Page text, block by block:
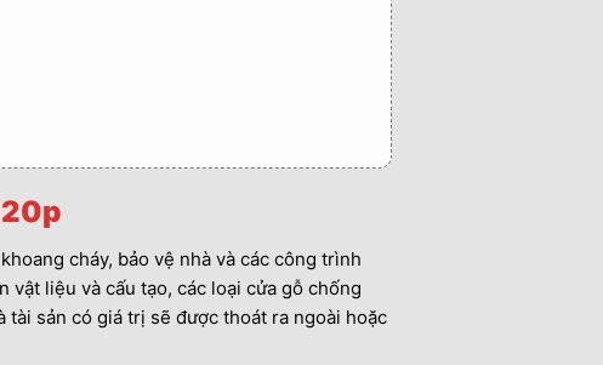
cháy, bảo vệ nhà và các công trình
liệu và cấu tạo, các loại cửa gỗ chống
sản có giá trị sẽ được thoát ra ngoài hoặc